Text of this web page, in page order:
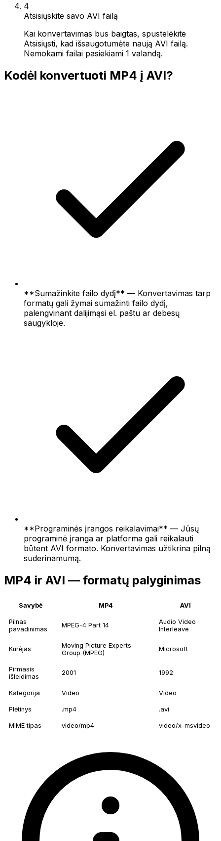
4
Atsisiųskite savo AVI failą
Kai konvertavimas bus baigtas, spustelėkite
Atsisiųsti, kad išsaugotumėte naują AVI failą.
Nemokami failai pasiekiami 1 valandą.
Kodėl konvertuoti MP4 į AVI?
**Sumažinkite failo dydį** — Konvertavimas tarp
formatų gali žymai sumažinti failo dydį,
palengvinant dalijimąsi el. paštu ar debesų
saugykloje.
**Programinės įrangos reikalavimai** — Jūsų
programinė įranga ar platforma gali reikalauti
būtent AVI formato. Konvertavimas užtikrina pilną
suderinamumą.
MP4 ir AVI — formatų palyginimas
Savybė MP4 AVI
Pilnas
pavadinimas
MPEG-4 Part 14
Audio Video
Interleave
Kūrėjas
Moving Picture Experts
Group (MPEG)
Microsoft
Pirmasis
išleidimas
2001 1992
Kategorija Video Video
Plėtinys .mp4 .avi
MIME tipas video/mp4 video/x-msvideo